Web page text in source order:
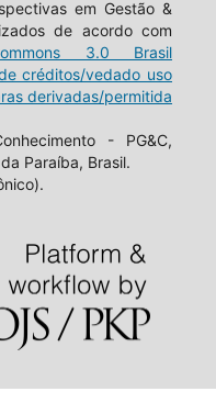
em Gestão &
de acordo com
3.0 Brasil
créditos/vedado uso
derivadas/permitida
- PG&C,
Paraíba, Brasil.